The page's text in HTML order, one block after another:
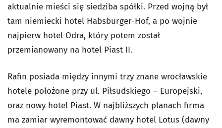
aktualnie mieści się siedziba spółki. Przed wojną był
tam niemiecki hotel Habsburger-Hof, a po wojnie
najpierw hotel Odra, który potem został
przemianowany na hotel Piast II.
Rafin posiada między innymi trzy znane wrocławskie
hotele położone przy ul. Piłsudskiego – Europejski,
oraz nowy hotel Piast. W najbliższych planach firma
ma zamiar wyremontować dawny hotel Lotus (dawny